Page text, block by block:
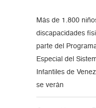
Más de 1.800
discapacidades
parte del
Especial del
Infantiles de
se verán